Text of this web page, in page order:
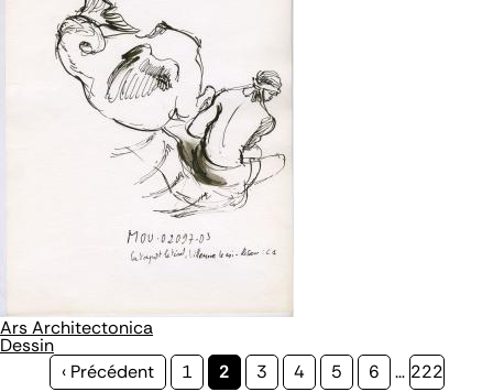
Ars Architectonica
Dessin
Page
‹ Précédent Page
1
Page
2 Page
3 Page
4 Page
5 Page
6 … Page
222